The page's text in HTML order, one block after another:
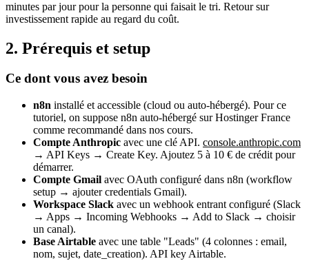
minutes par jour pour la personne qui faisait le tri. Retour sur
investissement rapide au regard du coût.
2. Prérequis et setup
Ce dont vous avez besoin
n8n installé et accessible (cloud ou auto-hébergé). Pour ce
tutoriel, on suppose n8n auto-hébergé sur Hostinger France
comme recommandé dans nos cours.
Compte Anthropic avec une clé API. console.anthropic.com
→ API Keys → Create Key. Ajoutez 5 à 10 € de crédit pour
démarrer.
Compte Gmail avec OAuth configuré dans n8n (workflow
setup → ajouter credentials Gmail).
Workspace Slack avec un webhook entrant configuré (Slack
→ Apps → Incoming Webhooks → Add to Slack → choisir
un canal).
Base Airtable avec une table "Leads" (4 colonnes : email,
nom, sujet, date_creation). API key Airtable.